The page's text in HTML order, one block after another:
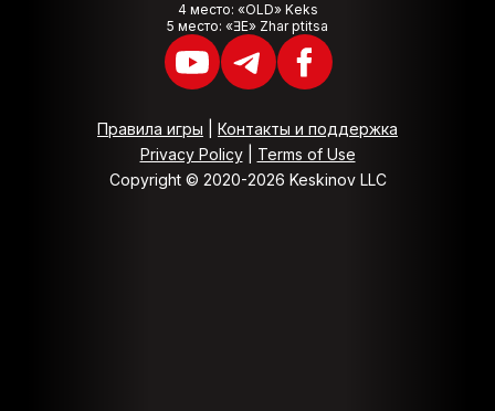
4 место: «OLD» Keks
5 место: «ƎE» Zhar ptitsa
Правила игры
Контакты и поддержка
Privacy Policy| Terms of Use
Copyright © 2020-2026 Keskinov LLC